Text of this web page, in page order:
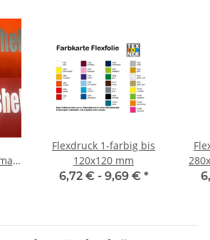
Flexdruck 1-farbig bis
120x120 mm
6,72 € - 9,69 € *